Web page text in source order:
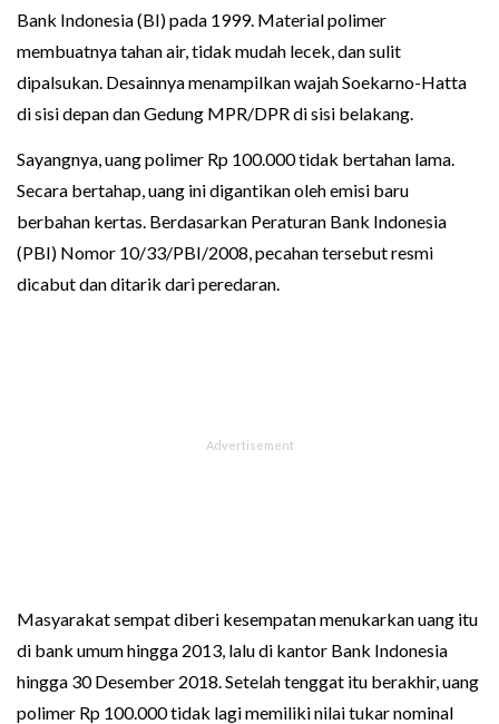
Bank Indonesia (BI) pada 1999. Material polimer
membuatnya tahan air, tidak mudah lecek, dan sulit
dipalsukan. Desainnya menampilkan wajah Soekarno-Hatta
di sisi depan dan Gedung MPR/DPR di sisi belakang.
Sayangnya, uang polimer Rp 100.000 tidak bertahan lama.
Secara bertahap, uang ini digantikan oleh emisi baru
berbahan kertas. Berdasarkan Peraturan Bank Indonesia
(PBI) Nomor 10/33/PBI/2008, pecahan tersebut resmi
dicabut dan ditarik dari peredaran.
Masyarakat sempat diberi kesempatan menukarkan uang itu
di bank umum hingga 2013, lalu di kantor Bank Indonesia
hingga 30 Desember 2018. Setelah tenggat itu berakhir, uang
polimer Rp 100.000 tidak lagi memiliki nilai tukar nominal